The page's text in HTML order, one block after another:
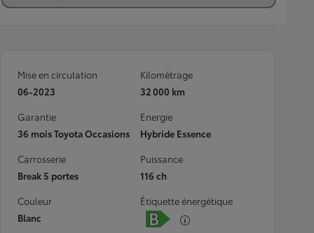
Mise en circulation
06-2023
Kilométrage
32 000 km
Garantie
36 mois Toyota Occasions
Energie
Hybride Essence
Carrosserie
Break 5 portes
Puissance
116 ch
Couleur
Blanc
Étiquette énergétique